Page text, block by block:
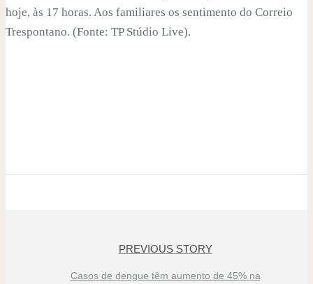
hoje, às 17 horas. Aos familiares os sentimento do Correio
Trespontano. (Fonte: TP Stúdio Live).
PREVIOUS STORY
Casos de dengue têm aumento de 45% na